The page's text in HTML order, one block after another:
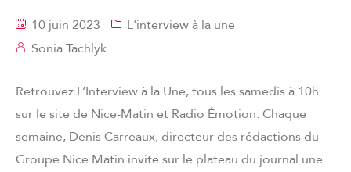
10 juin 2023
L'interview à la une
Sonia Tachlyk
Retrouvez L’Interview à la Une, tous les samedis à 10h
sur le site de Nice-Matin et Radio Émotion. Chaque
semaine, Denis Carreaux, directeur des rédactions du
Groupe Nice Matin invite sur le plateau du journal une